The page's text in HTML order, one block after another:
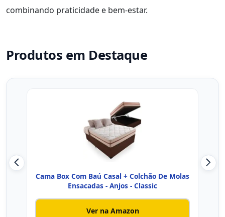
combinando praticidade e bem-estar.
Produtos em Destaque
Cama Box Com Baú Casal + Colchão De Molas
Ensacadas - Anjos - Classic
Ver na Amazon